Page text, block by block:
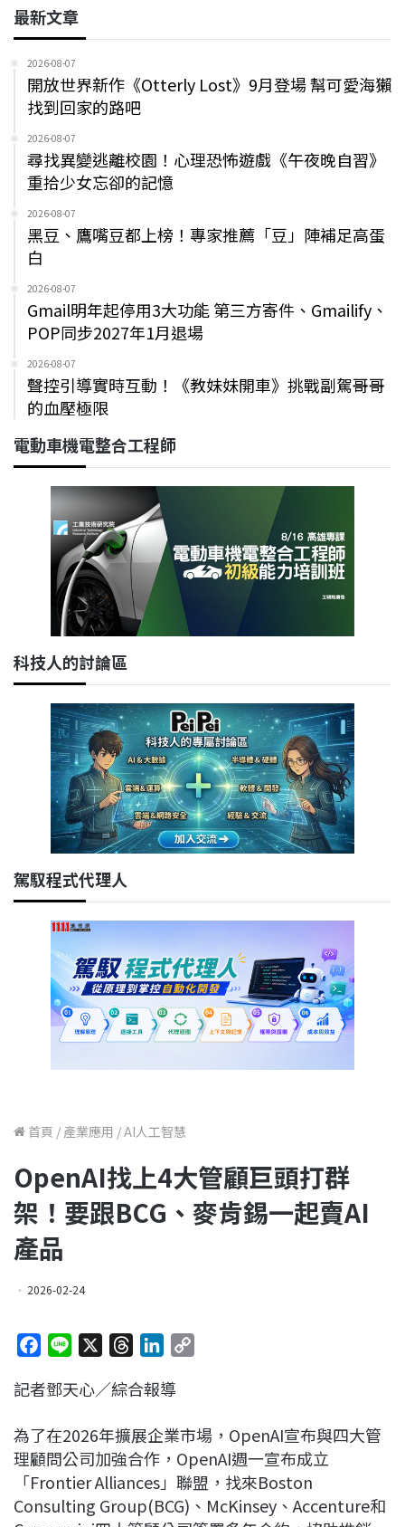
最新文章
2026-08-07
開放世界新作《Otterly Lost》9月登場 幫可愛海獺
找到回家的路吧
2026-08-07
尋找異變逃離校園！心理恐怖遊戲《午夜晚自習》
重拾少女忘卻的記憶
2026-08-07
黑豆、鷹嘴豆都上榜！專家推薦「豆」陣補足高蛋
白
2026-08-07
Gmail明年起停用3大功能 第三方寄件、Gmailify、
POP同步2027年1月退場
2026-08-07
聲控引導實時互動！《教妹妹開車》挑戰副駕哥哥
的血壓極限
電動車機電整合工程師
科技人的討論區
駕馭程式代理人